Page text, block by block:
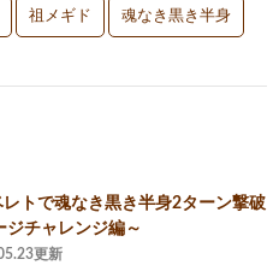
祖メギド 魂なき黒き半身
レトで魂なき黒き半身2ターン撃破
ジチャレンジ編～
更新